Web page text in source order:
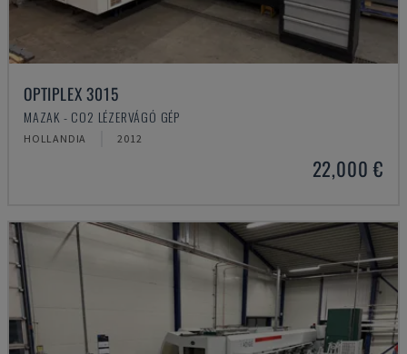
OPTIPLEX 3015
MAZAK - CO2 LÉZERVÁGÓ GÉP
HOLLANDIA 2012
22,000 €